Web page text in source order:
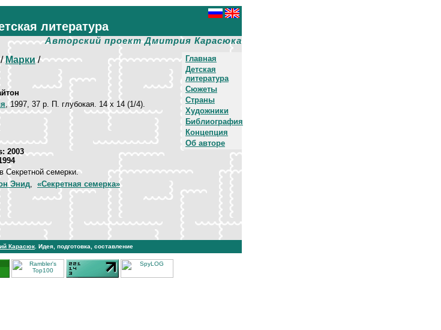
литература
Авторский проект Дмитрия Карасюка
Главная
Детская
литература
Сюжеты
Страны
Художники
Библиография
Концепция
Об авторе
Марки/
, 1997, 37 p. П. глубокая. 14 х 14 (1/4).
2003
Секретной семерки.
Энид, «Секретная семерка»
Карасюк . Идея, подготовка, составление